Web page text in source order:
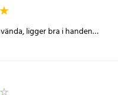
av vinkorkar med en
4x1.5V AA (ingår ej)
ligger bra i handen…